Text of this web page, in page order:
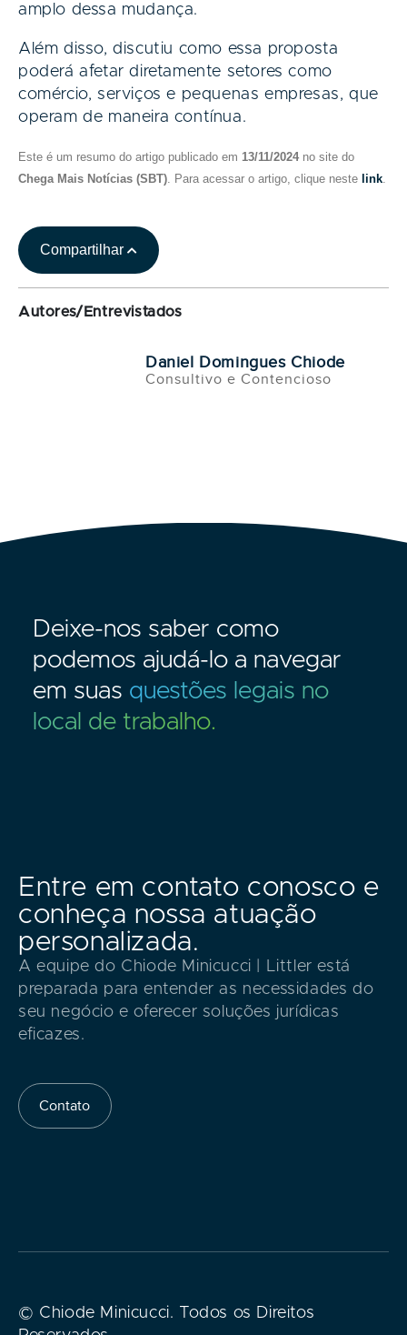
amplo dessa mudança.
Além disso, discutiu como essa proposta
poderá afetar diretamente setores como
comércio, serviços e pequenas empresas, que
operam de maneira contínua.
Este é um resumo do artigo publicado em 13/11/2024 no site do
Chega Mais Notícias (SBT) . Para acessar o artigo, clique neste link
Compartilhar
Autores/Entrevistados
Daniel Domingues Chiode
Consultivo e Contencioso
Deixe-nos saber como
podemos ajudá-lo a navegar
em suas questões legais no
local de trabalho.
Entre em contato conosco e
conheça nossa atuação
personalizada.
A equipe do Chiode Minicucci | Littler está
preparada para entender as necessidades do
seu negócio e oferecer soluções jurídicas
eficazes.
Contato
© Chiode Minicucci. Todos os Direitos